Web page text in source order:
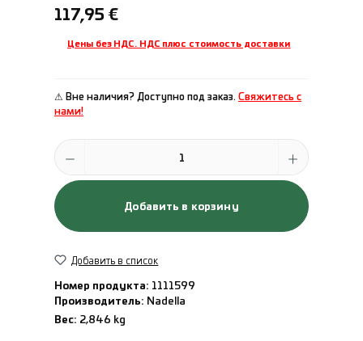
Обычная цена:
117,95 €
Цены без НДС. НДС плюс стоимость доставки
⚠ Вне наличия? Доступно под заказ. Свяжитесь с
нами!
Количество продукта: введите желаемое количество или
Добавить в корзину
Добавить в список
Номер продукта: 1111599
Производитель: Nadella
Вес: 2,846 kg